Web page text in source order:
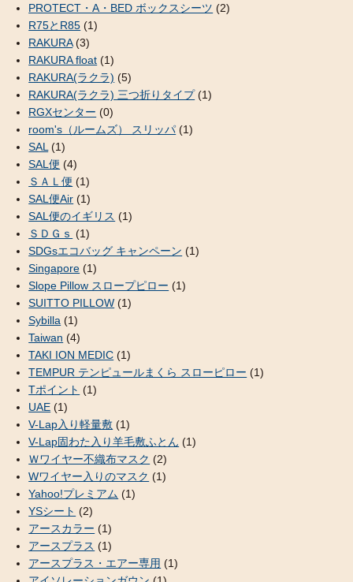
PROTECT・A・BED ボックスシーツ (2)
R75とR85 (1)
RAKURA(3)
RAKURA float (1)
RAKURA(ラクラ) (5)
RAKURA(ラクラ) 三つ折りタイプ(1)
RGXセンター (0)
room's（ルームズ） スリッパ (1)
SAL (1)
SAL便 (4)
ＳＡＬ便 (1)
SAL便Air (1)
SAL便のイギリス (1)
ＳＤＧｓ (1)
SDGsエコバッグ キャンペーン (1)
Singapore (1)
Slope Pillow スロープピロー (1)
SUITTO PILLOW (1)
Sybilla (1)
Taiwan (4)
TAKI ION MEDIC (1)
TEMPUR テンピュールまくら スローピロー (1)
Tポイント (1)
UAE (1)
V-Lap入り軽量敷 (1)
V-Lap固わた入り羊毛敷ふとん (1)
Ｗワイヤー不織布マスク (2)
Wワイヤー入りのマスク (1)
Yahoo!プレミアム (1)
YSシート (2)
アースカラー (1)
アースプラス (1)
アースプラス・エアー専用 (1)